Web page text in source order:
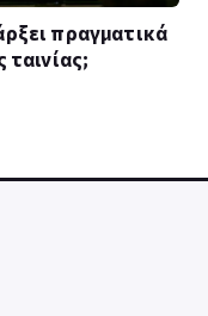
πραγματικά